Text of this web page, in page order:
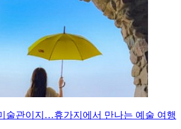
술관이지…휴가지에서 만나는 예술 여행